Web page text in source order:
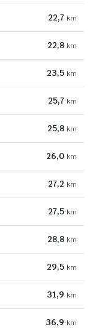
22,7 km
22,8 km
23,5 km
25,7 km
25,8 km
26,0 km
27,2 km
27,5 km
28,8 km
29,5 km
31,9 km
36,9 km